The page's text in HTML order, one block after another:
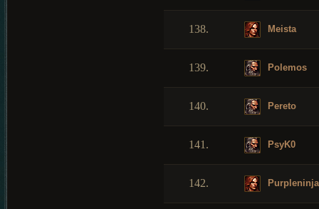
138. Meista
139. Polemos
140. Pereto
141. PsyK0
142. Purpleninja